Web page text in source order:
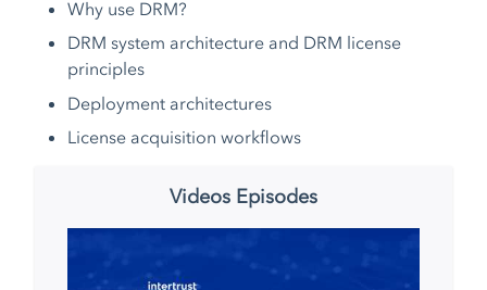
Why use DRM?
DRM system architecture and DRM license
principles
Deployment architectures
License acquisition workflows
Videos Episodes